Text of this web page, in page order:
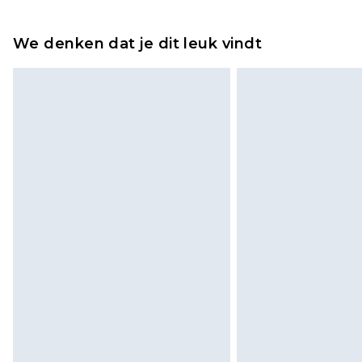
wordt gebracht op uw
We denken dat je dit leuk vindt